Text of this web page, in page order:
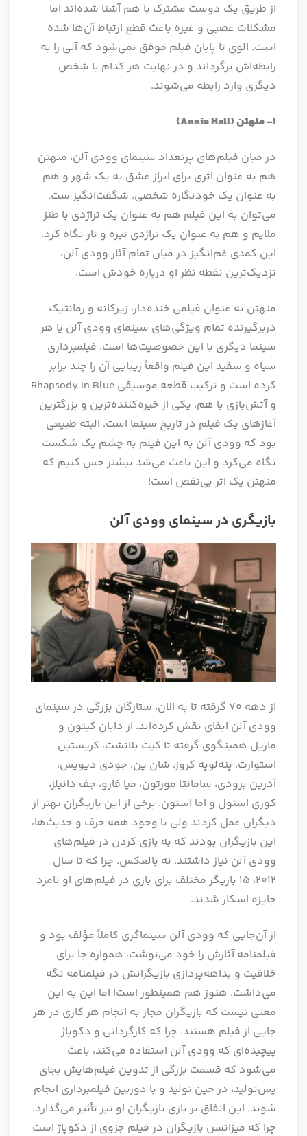
از طریق یک دوست مشترک با هم آشنا شده‌اند اما
مشکلات عصبی و غیره باعث قطع ارتباط آن‌ها شده
است. الوی تا پایان فیلم موفق نمی‌شود که آنی را به
رابطه‌اش برگرداند و در نهایت هر کدام با شخص
دیگری وارد رابطه می‌شوند.
1- منهتن (Annie Hall)
در میان فیلم‌های پرتعداد سینمای وودی آلن، منهتن
هم به عنوان اثری برای ابراز عشق به یک شهر و هم
به عنوان یک خودنگاره شخصی، شگفت‌‌انگیز ست.
می‌توان به این فیلم هم به عنوان یک تراژدی با طنز
ملایم و هم به عنوان یک تراژدی تیره و تار نگاه کرد.
این کمدی غم‌انگیز در میان تمام آثار وودی آلن،
نزدیک‌ترین نقطه نظر او درباره خودش است.
منهتن به عنوان فیلمی خنده‌دار، زیرکانه و رمانتیک
دربرگیرنده تمام ویژگی‌های سینمای وودی آلن یا هر
سینما دیگری با این خصوصیت‌ها است. فیلمبرداری
سیاه و سفید این فیلم واقعاً زیبایی آن را چند برابر
کرده است و ترکیب قطعه موسیقی Rhapsody In Blue
و آتش‌بازی با هم، یکی از خیره‌کننده‌ترین و بزرگترین
آغازهای یک فیلم در تاریخ سینما است. البته طبیعی
بود که وودی آلن به این فیلم به چشم یک شکست
نگاه می‌کرد و این باعث می‌شد بیشتر حس کنیم که
منهتن یک اثر بی‌نقص است!
بازیگریدر سینمای وودی آلن
از دهه 70 گرفته تا به الان، ستارگان بزرگی در سینمای
وودی آلن ایفای نقش کرده‌اند. از دایان کیتون و
ماریل همینگوی گرفته تا کیت بلانشت، کریستین
استوارت، پنه‌لوپه کروز، شان پن، جودی دیویس،
آدرین برودی، سامانتا مورتون، میا فارو، جف دانیلز،
کوری استول و اما استون. برخی از این بازیگران بهتر از
دیگران عمل کردند ولی با وجود همه حرف و حدیث‌ها،
این بازیگران بودند که به بازی کردن در فیلم‌های
وودی آلن نیاز داشتند، نه بالعکس. چرا که تا سال
2012، 15 بازیگر مختلف برای بازی در فیلم‌های او نامزد
جایزه اسکار شدند.
از آن‌جایی که وودی آلن سینماگری کاملاً مؤلف بود و
فیلمنامه آثارش را خود می‌نوشت، همواره جا برای
خلاقیت و بداهه‌پردازی بازیگرانش در فیلمنامه نگه
می‌داشت. هنوز هم همینطور است! اما این به این
معنی نیست که بازیگران مجاز به انجام هر کاری در هر
جایی از فیلم هستند. چرا که کارگردانی و دکوپاژ
پیچیده‌ای که وودی آلن استفاده می‌کند، باعث
می‌شود که قسمت بزرگی از تدوین فیلم‌هایش بجای
پس‌تولید، در حین تولید و با دوربین فیلمبرداری انجام
شوند. این اتفاق بر بازی بازیگران او نیز تأثیر می‌گذارد.
چرا که میزانسن بازیگران در فیلم جزوی از دکوپاژ است